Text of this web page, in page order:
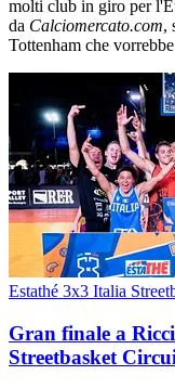
molti club in giro per
da Calciomercato.com,
Tottenham che
Estathé 3x3 Italia
Gran finale a
Streetbasket